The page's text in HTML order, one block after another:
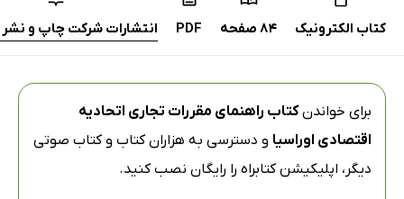
کتاب الکترونیک 84 صفحه PDF انتشارات شرکت چاپ و نشر
برای خواندنکتاب راهنمای مقررات تجاری اتحادیه
اقتصادی اوراسیا و دسترسی به هزاران کتاب و کتاب صوتی
دیگر، اپلیکیشن کتابراه را رایگان نصب کنید.